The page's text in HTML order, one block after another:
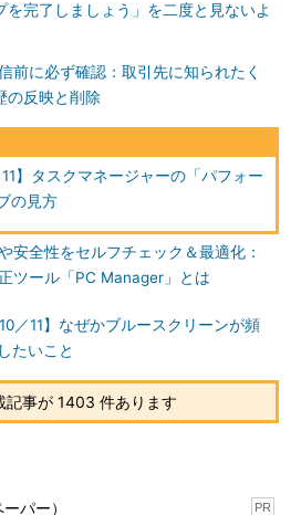
マンス」画面を開いたとこ
と、左端メニューが省略されてクリ
要だ。その場合は、［ ≡ ］メニューア
ウィンドウ幅を広げてメニューを表示
右側には「
ット」「GPU」というように各リソー
を「カテゴリー」とする）。各カテゴ
説後に、それぞれのカテゴリーについ
を完了しましょう」を二度と見ないよ
前に必ず確認：取引先に知られたく
の反映と削除
11】タスクマネージャーの「パフォー
の見方
安全性をセルフチェック＆最適化：
ツール「PC Manager」とは
／11】なぜかブルースクリーンが頻
たいこと
記事が 1403 件あります
パー） PR